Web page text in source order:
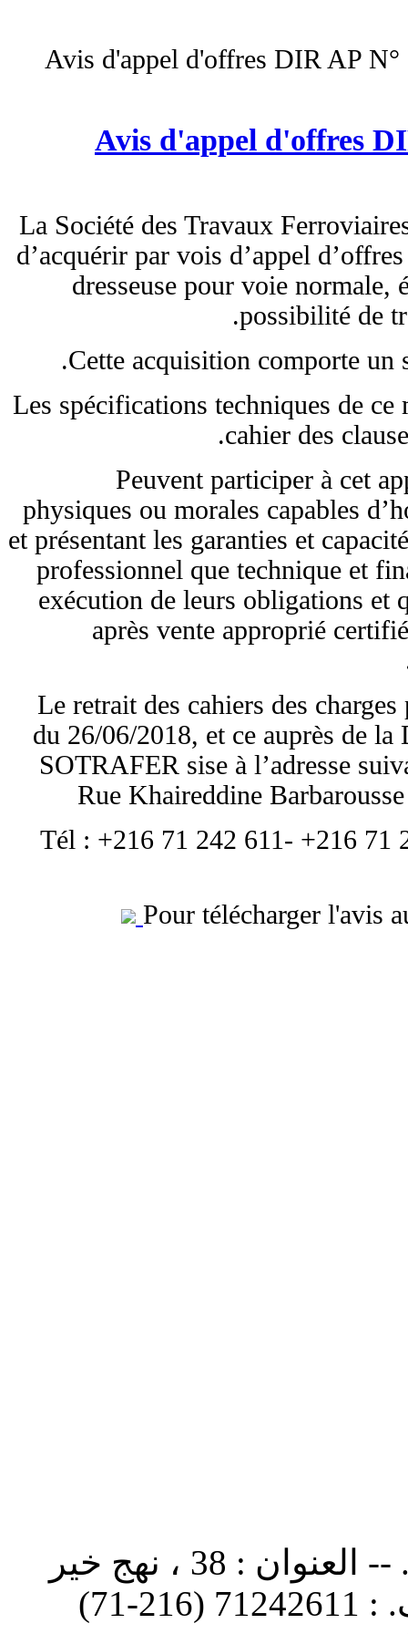
Avis d'appel d'offres DIR AP
Avis d'appel d'offres
La Société des Travaux
d’acquérir par vois d’appel
dresseuse pour voie
possibilité de
Cette acquisition comporte
Les spécifications techniques de
cahier des
Peuvent participer à cet
physiques ou morales capables
et présentant les garanties et
professionnel que technique et
exécution de leurs obligations et
après vente approprié
Le retrait des cahiers des
du 26/06/2018, et ce auprès de
SOTRAFER sise à l’adresse
Rue Khaireddine
Tél : +216 71 242 611- +216
Pour télécharger l'avis
-- العنوان : 38 ، نهج خير
:
71242611
(216-71)